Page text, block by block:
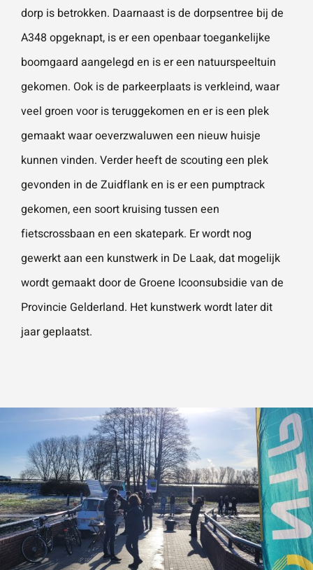
dorp is betrokken. Daarnaast is de dorpsentree bij de
A348 opgeknapt, is er een openbaar toegankelijke
boomgaard aangelegd en is er een natuurspeeltuin
gekomen. Ook is de parkeerplaats is verkleind, waar
veel groen voor is teruggekomen en er is een plek
gemaakt waar oeverzwaluwen een nieuw huisje
kunnen vinden. Verder heeft de scouting een plek
gevonden in de Zuidflank en is er een pumptrack
gekomen, een soort kruising tussen een
fietscrossbaan en een skatepark. Er wordt nog
gewerkt aan een kunstwerk in De Laak, dat mogelijk
wordt gemaakt door de Groene Icoonsubsidie van de
Provincie Gelderland. Het kunstwerk wordt later dit
jaar geplaatst.